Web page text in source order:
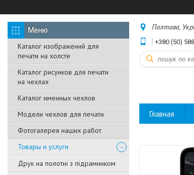
Каталог изображений для
печати на холсте
Каталог рисунков для печати
на чехлах
Каталог именных чехлов
Модели чехлов для печати
Фотогалерея наших работ
Товары и услуги
Друк на полотні з підрамником
Полтава,
+380 (50)
Главная